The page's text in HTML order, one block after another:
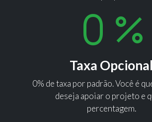
Taxa Opcional
0% de taxa por padrão. Você é
deseja apoiar o projeto e
percentagem.